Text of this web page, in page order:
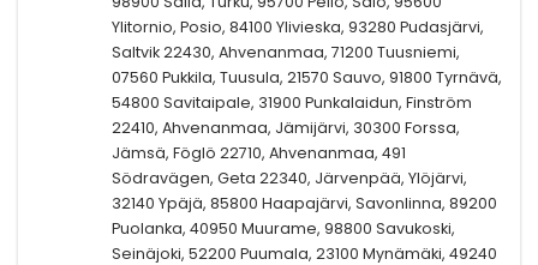
Ylitornio, Posio, 84100 Ylivieska, 93280 Pudasjärvi,
Saltvik 22430, Ahvenanmaa, 71200 Tuusniemi,
07560 Pukkila, Tuusula, 21570 Sauvo, 91800 Tyrnävä,
54800 Savitaipale, 31900 Punkalaidun, Finström
22410, Ahvenanmaa, Jämijärvi, 30300 Forssa,
Jämsä, Föglö 22710, Ahvenanmaa, 491
Södravägen, Geta 22340, Järvenpää, Ylöjärvi,
32140 Ypäjä, 85800 Haapajärvi, Savonlinna, 89200
Puolanka, 40950 Muurame, 98800 Savukoski,
Seinäjoki, 52200 Puumala, 23100 Mynämäki, 49240